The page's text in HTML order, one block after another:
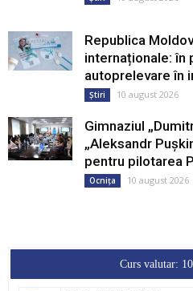
Republica
internaționale: în
autoprelevare în
Știri 10 august 2026
Gimnaziul
„Aleksandr
pentru pilotarea
Ocnița 10 august 2026
Curs valutar: